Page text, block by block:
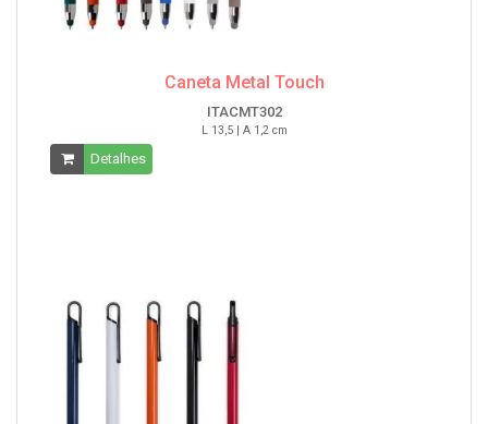
Caneta Metal Touch
ITACMT302
L 13,5 | A 1,2 cm
Detalhes